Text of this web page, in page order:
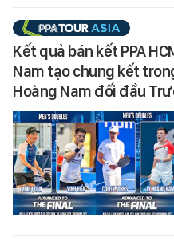
Kết quả bán kết PPA
Nam tạo chung kết
Hoàng Nam đối đầu